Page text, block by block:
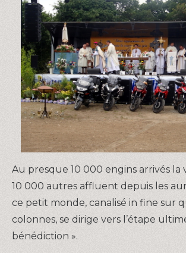
Au presque 10 000 engins arrivés la
10 000 autres affluent depuis les
ce petit monde, canalisé in fine sur
colonnes, se dirige vers l’étape
bénédiction ».